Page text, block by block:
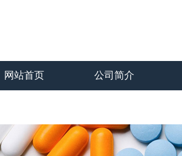
网站首页 公司简介